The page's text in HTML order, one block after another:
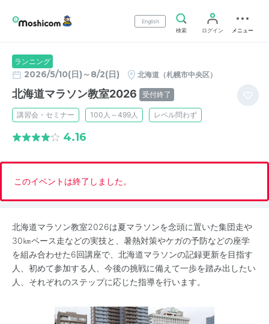
English
検索
ログイン メニュー
ランニング
2026/5/10(日)～8/2(日) 北海道（札幌市中央区）
北海道マラソン教室2026 受付終了
講習会・セミナー 100人～499人 レベル問わず
4.16
このイベントは終了しました。
北海道マラソン教室2026は夏マラソンを念頭に置いた集団走や
30㎞ペース走などの実技と、暑熱対策やケガの予防などの座学
を組み合わせた6回講座で、北海道マラソンの記録更新を目指す
人、初めて参加する人、今後の挑戦に備えて一歩を踏み出したい
人、それぞれのステップに応じた指導を行います。